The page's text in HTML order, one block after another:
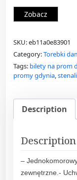
Zobacz
SKU:eb11a0e83901
Category:Torebki
Tags: bilety na prom
promy gdynia,
Description
Description
–
zewnętrzne.-